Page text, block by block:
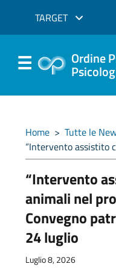
TARGET
Ordine
Home > Tutte le
“Intervento assistito
“Intervento
animali nel
Convegno
24 luglio
Luglio 8, 2026